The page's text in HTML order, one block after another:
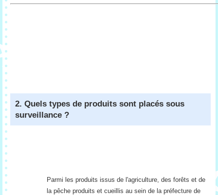
2. Quels types de produits sont placés sous
surveillance ?
Parmi les produits issus de l'agriculture, des forêts et de
la pêche produits et cueillis au sein de la préfecture de